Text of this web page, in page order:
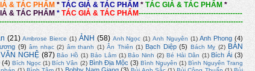
& TÁC PHẨM * TÁC GIẢ & TÁC PHẨM * TÁC GIẢ & TÁC PHẨM *
& TÁC PHẨM * TÁC GIẢ & TÁC PHẨM-------------------------------------------
(21) Ambrose Bierce (1) ẢNH (58) Anh Ngọc (1) Anh Nguyên (1) Anh Phong (4)
(9) âm nhạc (2) âm thanh (1) Ân Thiên (1) Bạch Diệp (5) Bách Mỵ (2) BÀN
NGHỆ (87) Bảo Hồ (1) Bảo Lâm (1) Bảo Ninh (2) Bé Hải Dân (1) Bích Ái (3)
(4) Bích Ngọc (1) Bích Vân (2) Bình Địa Mộc (3) Bình Nguyên (1) Bình Nguyên Trang